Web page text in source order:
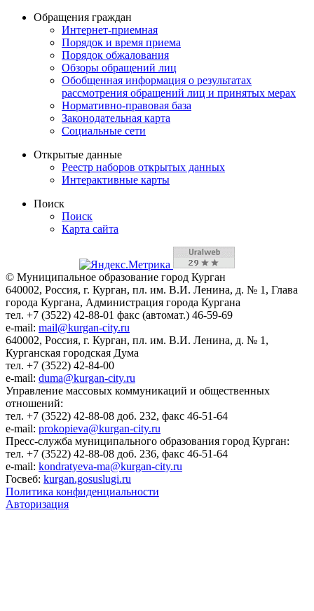
Обращения граждан
Интернет-приемная
Порядок и время приема
Порядок обжалования
Обзоры обращений лиц
Обобщенная информация о результатах
рассмотрения обращений лиц и принятых мерах
Нормативно-правовая база
Законодательная карта
Социальные сети
Открытые данные
Реестр наборов открытых данных
Интерактивные карты
Поиск
Поиск
Карта сайта
© Муниципальное образование город Курган
640002, Россия, г. Курган, пл. им. В.И. Ленина, д. № 1, Глава
города Кургана, Администрация города Кургана
тел. +7 (3522) 42-88-01 факс (автомат.) 46-59-69
e-mail: mail@kurgan-city.ru
640002, Россия, г. Курган, пл. им. В.И. Ленина, д. № 1,
Курганская городская Дума
тел. +7 (3522) 42-84-00
e-mail: duma@kurgan-city.ru
Управление массовых коммуникаций и общественных
отношений:
тел. +7 (3522) 42-88-08 доб. 232, факс 46-51-64
e-mail: prokopieva@kurgan-city.ru
Пресс-служба муниципального образования город Курган:
тел. +7 (3522) 42-88-08 доб. 236, факс 46-51-64
e-mail: kondratyeva-ma@kurgan-city.ru
Госвеб: kurgan.gosuslugi.ru
Политика конфиденциальности
Авторизация